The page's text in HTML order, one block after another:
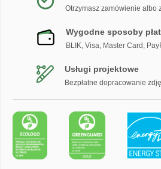
Otrzymasz zamówienie albo
Wygodne sposoby
BLIK, Visa, Master Card,
Usługi projektowe
Bezpłatne dopracowanie